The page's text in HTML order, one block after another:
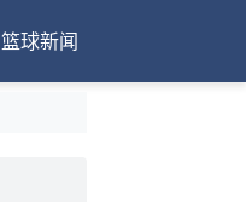
篮球新闻